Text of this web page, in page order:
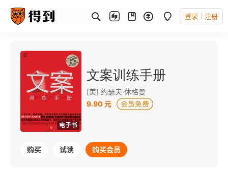
登录 注册
电子书
文案训练手册
[美] 约瑟夫·休格曼
9.90 元
购买 试读 购买会员